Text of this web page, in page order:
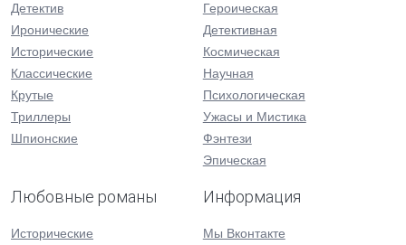
Детектив
Иронические
Исторические
Классические
Крутые
Триллеры
Шпионские
Героическая
Детективная
Космическая
Научная
Психологическая
Ужасы и Мистика
Фэнтези
Эпическая
Любовные романы
Исторические
Информация
Мы Вконтакте